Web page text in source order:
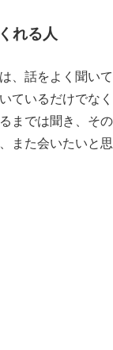
れる人
、話をよく聞い
ているだけでな
までは聞き、そ
また会いたいと思